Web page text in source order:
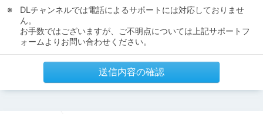
DLチャンネルでは電話によるサポートには対応しておりませ
ん。
お手数ではございますが、ご不明点については上記サポートフ
ォームよりお問い合わせください。
送信内容の確認